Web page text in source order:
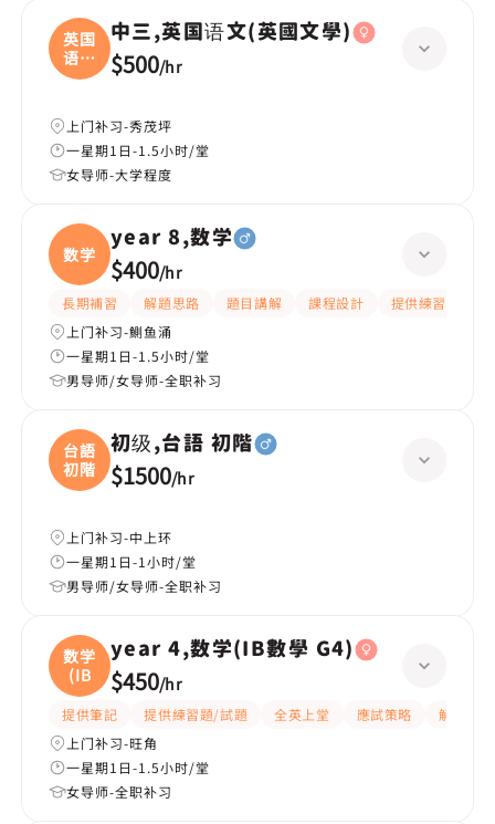
英国
语文
(
中三,英国语文(英國文學)
$500/hr
上门补习-秀茂坪
一星期1日-1.5小时/堂
女导师-大学程度
数学
year 8,数学
$400/hr
長期補習 解題思路 題目講解 課程設計
提供練習題/試題
上门补习-鰂鱼涌
一星期1日-1.5小时/堂
男导师/女导师-全职补习
台語
初階
初级,台語 初階
$1500/hr
上门补习-中上环
一星期1日-1小时/堂
男导师/女导师-全职补习
数学
(IB
year 4,数学(IB數學 G4)
$450/hr
提供筆記 提供練習題/試題 全英上堂 應試策略
解題思路
上门补习-旺角
一星期1日-1.5小时/堂
女导师-全职补习